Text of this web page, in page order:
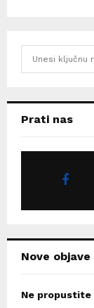
hPrati nas
Nove objave
Ne propustite